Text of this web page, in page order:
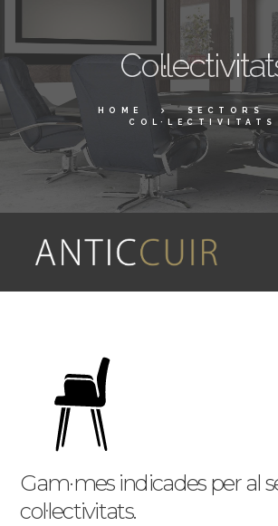
HOME
SECTORS
COL·LECTIVITATS
Gam·mes indicades per al
col·lectivitats.